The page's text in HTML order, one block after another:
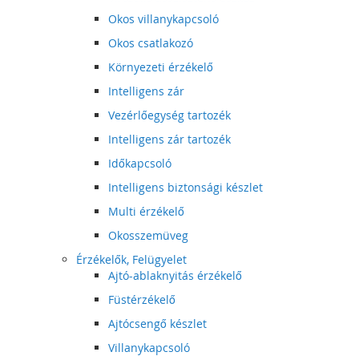
Okos villanykapcsoló
Okos csatlakozó
Környezeti érzékelő
Intelligens zár
Vezérlőegység tartozék
Intelligens zár tartozék
Időkapcsoló
Intelligens biztonsági készlet
Multi érzékelő
Okosszemüveg
Érzékelők, Felügyelet
Ajtó-ablaknyitás érzékelő
Füstérzékelő
Ajtócsengő készlet
Villanykapcsoló